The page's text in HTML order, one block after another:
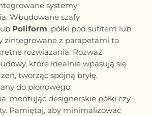
systemy
Wbudowane szafy
Poliform, półki pod sufitem lub
zintegrowane z parapetami to
rozwiązania. Rozważ
które idealnie wpasują się
tworząc spójną bryłę.
do pionowego
montując designerskie półki czy
Pamiętaj, aby minimalizować